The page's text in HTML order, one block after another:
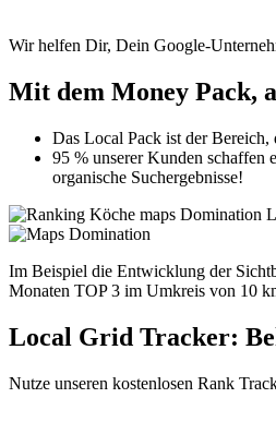
Wir helfen Dir, Dein Google-
Mit dem Money Pack,
Das Local Pack ist der Bereich,
95 % unserer Kunden schaffen
organische Suchergebnisse!
Im Beispiel die Entwicklung der
Monaten TOP 3 im Umkreis von 10
Local Grid Tracker:
Nutze unseren kostenlosen Rank